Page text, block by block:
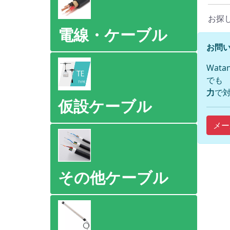
電線・ケーブル
仮設ケーブル
その他ケーブル
お探
お問
でも
力で
メ